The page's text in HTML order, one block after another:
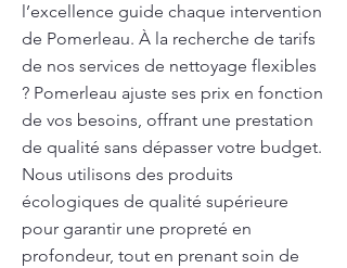
l’excellence guide chaque intervention
de Pomerleau. À la recherche de tarifs
de nos services de nettoyage flexibles
? Pomerleau ajuste ses prix en fonction
de vos besoins, offrant une prestation
de qualité sans dépasser votre budget.
Nous utilisons des produits
écologiques de qualité supérieure
pour garantir une propreté en
profondeur, tout en prenant soin de